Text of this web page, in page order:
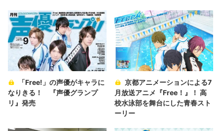
「Free!」の声優がキャラに
なりきる！ 『声優グランプ
リ』発売
京都アニメーションによる7
月放送アニメ『Free！』！ 高
校水泳部を舞台にした青春スト
ーリー